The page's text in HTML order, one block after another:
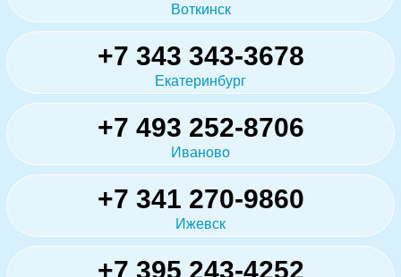
Воткинск
+7 343 343-3678
Екатеринбург
+7 493 252-8706
Иваново
+7 341 270-9860
Ижевск
+7 395 243-4252